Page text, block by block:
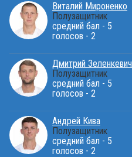
Виталий Мироненко
Полузащитник
средний бал - 5
голосов - 2
Дмитрий Зеленкевич
Полузащитник
средний бал - 5
голосов - 2
Андрей Кива
Полузащитник
средний бал - 5
голосов - 2